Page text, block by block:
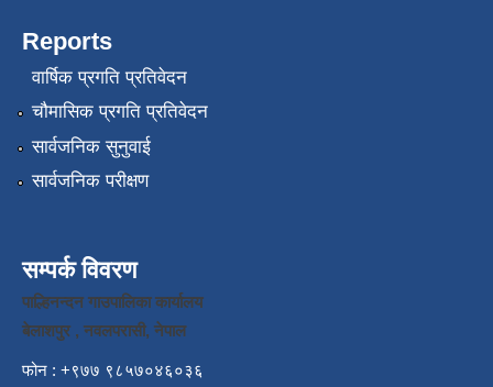
Reports
वार्षिक प्रगति प्रतिवेदन
चौमासिक प्रगति प्रतिवेदन
सार्वजनिक सुनुवाई
सार्वजनिक परीक्षण
सम्पर्क विवरण
पाल्हिनन्दन गाउपालिका कार्यालय
बेलाशपुर , नवलपरासी, नेपाल
फोन : +९७७ ९८५७०४६०३६